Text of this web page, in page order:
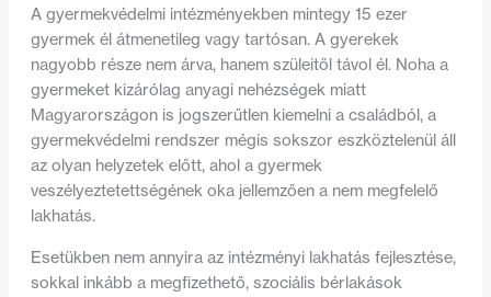
A gyermekvédelmi intézményekben mintegy 15 ezer
gyermek él átmenetileg vagy tartósan. A gyerekek
nagyobb része nem árva, hanem szüleitől távol él. Noha a
gyermeket kizárólag anyagi nehézségek miatt
Magyarországon is jogszerűtlen kiemelni a családból, a
gyermekvédelmi rendszer mégis sokszor eszköztelenül áll
az olyan helyzetek előtt, ahol a gyermek
veszélyeztetettségének oka jellemzően a nem megfelelő
lakhatás.
Esetükben nem annyira az intézményi lakhatás fejlesztése,
sokkal inkább a megfizethető, szociális bérlakások